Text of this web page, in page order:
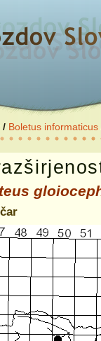
/ Boletus informaticus